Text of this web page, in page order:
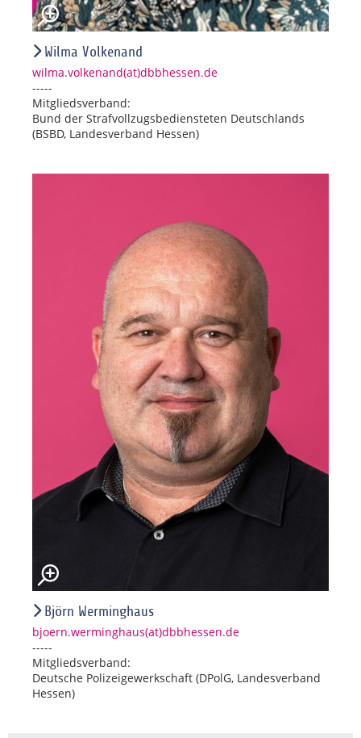
Wilma Volkenand
wilma.volkenand(at)dbbhessen.de
-----
Mitgliedsverband:
Bund der Strafvollzugsbediensteten Deutschlands
(BSBD, Landesverband Hessen)
Björn Werminghaus
bjoern.werminghaus(at)dbbhessen.de
-----
Mitgliedsverband:
Deutsche Polizeigewerkschaft (DPolG, Landesverband
Hessen)